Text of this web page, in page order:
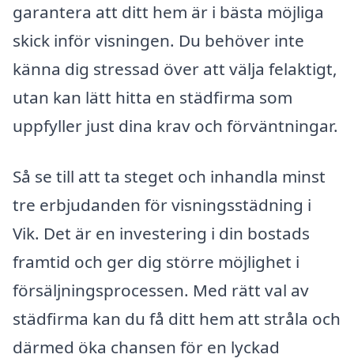
garantera att ditt hem är i bästa möjliga
skick inför visningen. Du behöver inte
känna dig stressad över att välja felaktigt,
utan kan lätt hitta en städfirma som
uppfyller just dina krav och förväntningar.
Så se till att ta steget och inhandla minst
tre erbjudanden för visningsstädning i
Vik. Det är en investering i din bostads
framtid och ger dig större möjlighet i
försäljningsprocessen. Med rätt val av
städfirma kan du få ditt hem att stråla och
därmed öka chansen för en lyckad